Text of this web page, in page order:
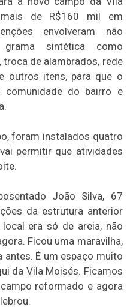
de R$160 mil em
envolveram não
sintética como
de alambrados, rede
outros itens, para que o
comunidade do bairro e
foram instalados quatro
permitir que atividades
João Silva, 67
da estrutura anterior
era só de areia, não
Ficou uma maravilha,
É um espaço muito
da Vila Moisés. Ficamos
reformado e agora